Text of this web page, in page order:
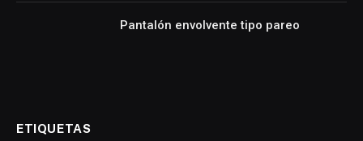
Pantalón envolvente tipo pareo
ETIQUETAS